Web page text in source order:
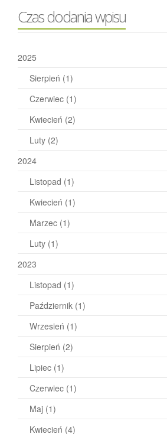
Czas dodania wpisu
2025
Sierpień (1)
Czerwiec (1)
Kwiecień (2)
Luty (2)
2024
Listopad (1)
Kwiecień (1)
Marzec (1)
Luty (1)
2023
Listopad (1)
Październik (1)
Wrzesień (1)
Sierpień (2)
Lipiec (1)
Czerwiec (1)
Maj (1)
Kwiecień (4)